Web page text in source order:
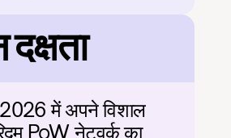
में अपने विशाल
PoW नेटवर्क का